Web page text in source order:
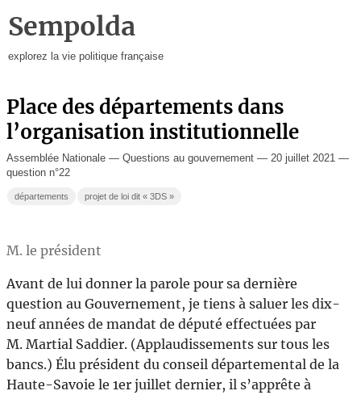
Sempolda
explorez la vie politique française
Place des départements dans
l’organisation institutionnelle
Assemblée Nationale — Questions au gouvernement — 20 juillet 2021 —
question n°22
départements projet de loi dit « 3DS »
M. le président
Avant de lui donner la parole pour sa dernière
question au Gouvernement, je tiens à saluer les dix-
neuf années de mandat de député effectuées par
M. Martial Saddier. (Applaudissements sur tous les
bancs.) Élu président du conseil départemental de la
Haute-Savoie le 1er juillet dernier, il s’apprête à